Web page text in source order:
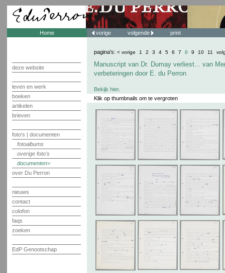
Home
deze website
leven en werk
boeken
artikelen
brieven
foto's | documenten
fotoalbums
overige foto's
documenten
over Du Perron
nieuws
contact
colofon
faqs
zoeken
EdP Genootschap
vorige volgende print
pagina's: < vorige 1 2 3 4 5 6 7 8 9 10 11
Manuscript van Dr. Dumay verliest... van
verbeteringen door E. du Perron
Bekijk hier.
Klik op thumbnails om te vergroten